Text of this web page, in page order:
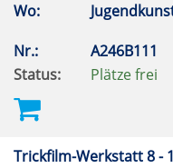
Wo:
Nr.:
A246B111
Status:
Plätze frei
Trickfilm-Werkstatt 8 -